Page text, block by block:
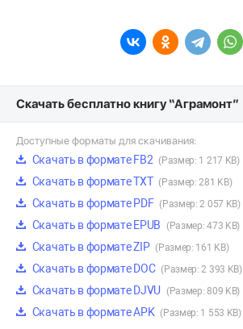
Скачать бесплатно книгу “Аграмонт”
Доступные форматы для скачивания:
Скачать в формате FB2 (Размер: 1 217 KB)
Скачать в формате TXT (Размер: 281 KB)
Скачать в формате PDF (Размер: 2 057 KB)
Скачать в формате EPUB (Размер: 473 KB)
Скачать в формате ZIP (Размер: 161 KB)
Скачать в формате DOC (Размер: 2 393 KB)
Скачать в формате DJVU (Размер: 809 KB)
Скачать в формате APK (Размер: 1 553 KB)